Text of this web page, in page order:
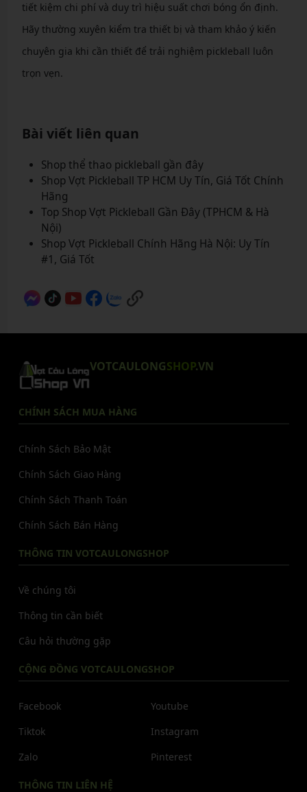
tiết kiệm chi phí và duy trì hiệu suất chơi bóng ổn định.
Hãy thường xuyên kiểm tra thiết bị và tham khảo ý kiến
chuyên gia khi cần thiết để trải nghiệm pickleball luôn
trọn vẹn.
Bài viết liên quan
Shop thể thao pickleball gần đây
Shop Vợt Pickleball TP HCM Uy Tín, Giá Tốt Chính
Hãng
Top Shop Vợt Pickleball Gần Đây (TPHCM & Hà
Nội)
Shop Vợt Pickleball Chính Hãng Hà Nội: Uy Tín
#1, Giá Tốt
VOTCAULONGSHOP.VN
CHÍNH SÁCH MUA HÀNG
Chính Sách Bảo Mật
Chính Sách Giao Hàng
Chính Sách Thanh Toán
Chính Sách Bán Hàng
THÔNG TIN VOTCAULONGSHOP
Về chúng tôi
Thông tin cần biết
Câu hỏi thường gặp
CỘNG ĐỒNG VOTCAULONGSHOP
Facebook
Tiktok
Zalo
Youtube
Instagram
Pinterest
THÔNG TIN LIÊN HỆ